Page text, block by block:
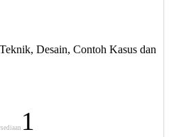
Desain, Contoh Kasus dan
1